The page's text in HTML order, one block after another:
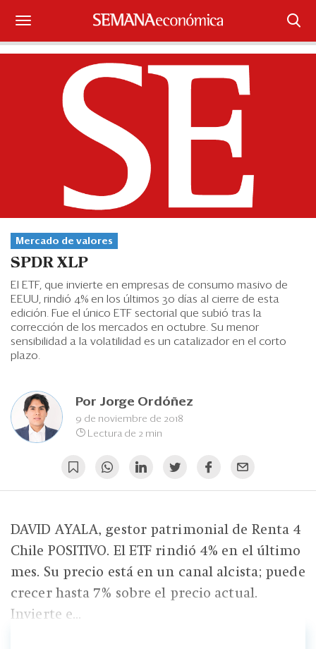
Suscríbase
Iniciar sesión
Portada
¿Qué está pasando?
Sectores y Empresas
Management
Economía y Finanzas
Legal y Política
Eventos
Blogs
Edición Impresa
Mercado de valores
SPDR XLP
El ETF, que invierte en empresas de consumo masivo de
EEUU, rindió 4% en los últimos 30 días al cierre de esta
edición. Fue el único ETF sectorial que subió tras la
corrección de los mercados en octubre. Su menor
sensibilidad a la volatilidad es un catalizador en el corto
plazo.
Por Jorge Ordóñez
9 de noviembre de 2018
Lectura de 2 min
DAVID AYALA, gestor patrimonial de Renta 4
Chile POSITIVO. El ETF rindió 4% en el último
mes. Su precio está en un canal alcista; puede
crecer hasta 7% sobre el precio actual.
Invierte e...